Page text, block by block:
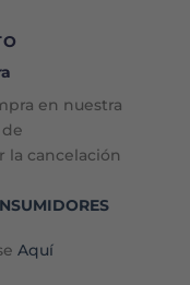
en nuestra
cancelación
Aquí